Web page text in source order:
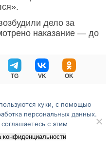
дело за
наказание — до
TG VK OK
сайта
куки, с помощью
персональных данных.
с этим
конфиденциальности